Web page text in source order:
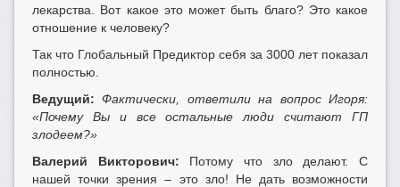
лекарства. Вот какое это может быть благо? Это какое
отношение к человеку?
Так что Глобальный Предиктор себя за 3000 лет показал
полностью.
Ведущий:Фактически, ответили на вопрос Игоря:
«Почему Вы и все остальные люди считают ГП
злодеем?»
Валерий Викторович: Потому что зло делают. С
нашей точки зрения – это зло! Не дать возможности